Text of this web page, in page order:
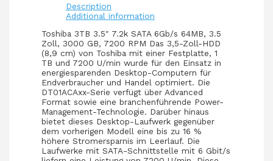
Description
Additional information
Toshiba 3TB 3.5″ 7.2k SATA 6Gb/s 64MB, 3.5
Zoll, 3000 GB, 7200 RPM Das 3,5-Zoll-HDD
(8,9 cm) von Toshiba mit einer Festplatte, 1
TB und 7200 U/min wurde für den Einsatz in
energiesparenden Desktop-Computern für
Endverbraucher und Handel optimiert. Die
DT01ACAxx-Serie verfügt über Advanced
Format sowie eine branchenführende Power-
Management-Technologie. Darüber hinaus
bietet dieses Desktop-Laufwerk gegenüber
dem vorherigen Modell eine bis zu 16 %
höhere Stromersparnis im Leerlauf. Die
Laufwerke mit SATA-Schnittstelle mit 6 Gbit/s